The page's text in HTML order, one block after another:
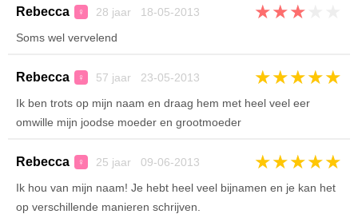
Rebecca ♀ 28 jaar 18-05-2013 ★★★
Soms wel vervelend
Rebecca ♀ 57 jaar 23-05-2013 ★★★★★
Ik ben trots op mijn naam en draag hem met heel veel eer
omwille mijn joodse moeder en grootmoeder
Rebecca ♀ 25 jaar 09-06-2013 ★★★★★
Ik hou van mijn naam! Je hebt heel veel bijnamen en je kan het
op verschillende manieren schrijven.